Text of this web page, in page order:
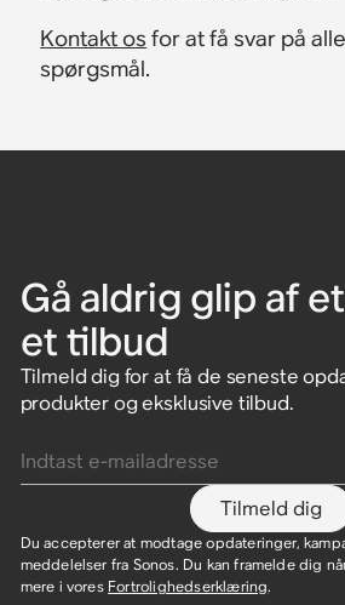
Kontakt os for at få svar på
spørgsmål.
Gå aldrig glip af
et tilbud
Tilmeld dig for at få de seneste
produkter og eksklusive tilbud.
Tilmeld dig
Du accepterer at modtage opdateringer,
meddelelser fra Sonos. Du kan framelde dig
mere i vores Fortrolighedserklæring.